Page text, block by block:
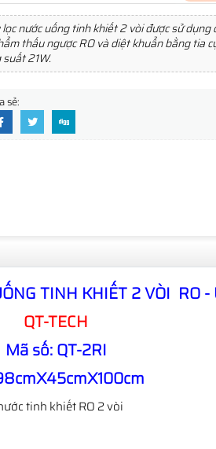
nước uống tinh khiết 2 vòi được sử dụng
thấu ngược RO và diệt khuẩn bằng tia
suất 21W.
sẻ:
TINH KHIẾT 2 VÒI RO
QT-TECH
Mã số: QT-2RI